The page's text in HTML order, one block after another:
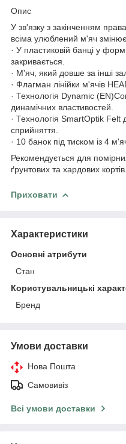
Опис
У зв'язку з закінченням
всіма улюблений м'яч
· У пластиковій банці у
закривається.
· М'яч, який довше за інші
· Флагман лінійки м'ячів
· Технологія Dynamic
динамічних властивостей.
· Технологія SmartOptik Felt
сприйняття.
· 10 банок під тиском із 4
Рекомендується для
ґрунтових та хардових кортів.
Приховати
Характеристики
Основні атрибути
Стан
Користувальницькі
Бренд
Умови доставки
Нова Пошта
Самовивіз
Всі умови доставки